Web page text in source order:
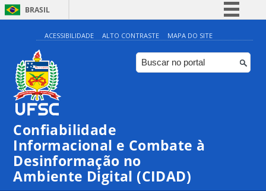
BRASIL
Simplifique!
Comunica BR
Participe
ACESSIBILIDADE ALTO CONTRASTE MAPA DO SITE
Confiabilidade
Informacional e Combate à
Desinformação no
Ambiente Digital (CIDAD)